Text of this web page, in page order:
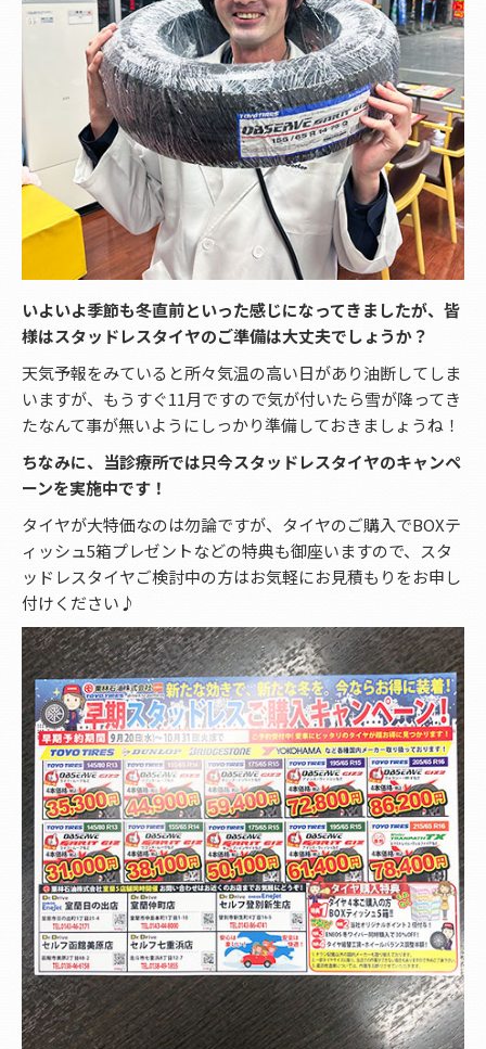
いよいよ季節も冬直前といった感じになってきましたが、皆
様はスタッドレスタイヤのご準備は大丈夫でしょうか？
天気予報をみていると所々気温の高い日があり油断してしま
いますが、もうすぐ11月ですので気が付いたら雪が降ってき
たなんて事が無いようにしっかり準備しておきましょうね！
ちなみに、当診療所では只今スタッドレスタイヤのキャンペ
ーンを実施中です！
タイヤが大特価なのは勿論ですが、タイヤのご購入でBOXテ
ィッシュ5箱プレゼントなどの特典も御座いますので、スタ
ッドレスタイヤご検討中の方はお気軽にお見積もりをお申し
付けください♪